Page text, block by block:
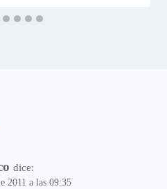
dice:
2011 a las 09:35